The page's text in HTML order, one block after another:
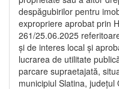
despăgubirilor pentru
expropriere aprobat prin
261/25.06.2025
și de interes local și
lucrarea de utilitate
parcare supraetajată,
municipiul Slatina, județul